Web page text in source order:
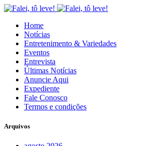
Home
Notícias
Entretenimento & Variedades
Eventos
Entrevista
Últimas Notícias
Anuncie Aqui
Expediente
Fale Conosco
Termos e condições
Arquivos